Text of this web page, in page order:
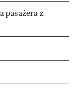
pasażera z